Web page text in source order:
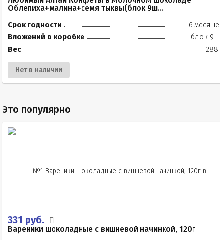
Облепиха+малина+семя тыквы(блок 9ш...
Срок годности
6
Вложений в коробке
блок
Вес
288
Нет в наличии
Это популярно
331 руб.
Вареники шоколадные с вишневой начинкой, 120г